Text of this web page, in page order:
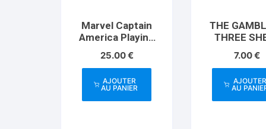
Marvel Captain
America Playing
Cards (Plus Card
Guard)
25.00€
AJOUTER
AU PANIER
THE
THREE
GAME
and
Magic –
7.00€
AJOUTER
AU